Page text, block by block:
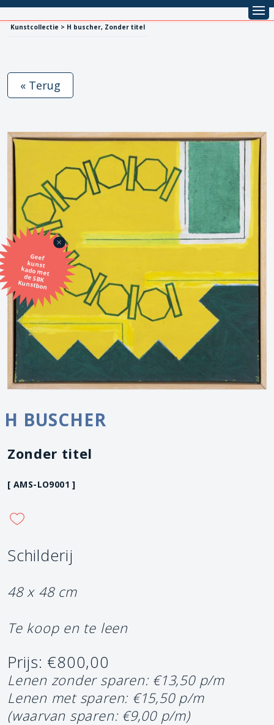
Kunstcollectie > H buscher, Zonder titel
Geef
kunst
kado met
de SBK
Kunstbon
« Terug
H BUSCHER
Zonder titel
[ AMS-LO9001 ]
Schilderij
48 x 48 cm
Te koop en te leen
Prijs: €800,00
Lenen zonder sparen: €13,50 p/m
Lenen met sparen: €15,50 p/m
(waarvan sparen: €9,00 p/m)